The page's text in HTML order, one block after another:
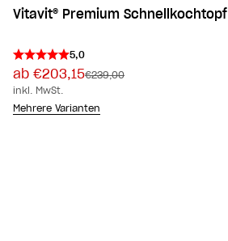
Vitavit® Premium Schnellkochtopf
5,0
Angebot
ab €203,15Regulärer Preis
€239,00
inkl. MwSt.
Mehrere Varianten